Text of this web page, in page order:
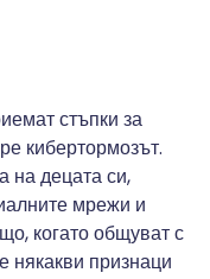
стъпки за
кибертормозът.
на децата си,
мрежи и
когато общуват с
някакви признаци